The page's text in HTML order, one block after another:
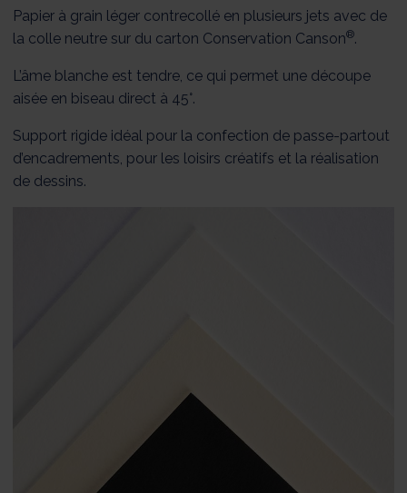
Papier à grain léger contrecollé en plusieurs jets avec de
la colle neutre sur du carton Conservation Canson®.
L’âme blanche est tendre, ce qui permet une découpe
aisée en biseau direct à 45°.
Support rigide idéal pour la confection de passe-partout
d’encadrements, pour les loisirs créatifs et la réalisation
de dessins.